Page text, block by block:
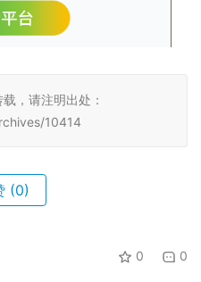
，请注明出处：
10414
(0)
0 0